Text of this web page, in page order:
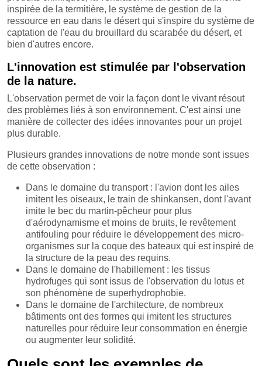
inspirée de la termitière, le système de gestion de la
ressource en eau dans le désert qui s'inspire du système de
captation de l'eau du brouillard du scarabée du désert, et
bien d'autres encore.
L'innovation est stimulée par l'observation
de la nature.
L'observation permet de voir la façon dont le vivant résout
des problèmes liés à son environnement. C'est ainsi une
manière de collecter des idées innovantes pour un projet
plus durable.
Plusieurs grandes innovations de notre monde sont issues
de cette observation :
Dans le domaine du transport : l'avion dont les ailes
imitent les oiseaux, le train de shinkansen, dont l'avant
imite le bec du martin-pêcheur pour plus
d'aérodynamisme et moins de bruits, le revêtement
antifouling pour réduire le développement des micro-
organismes sur la coque des bateaux qui est inspiré de
la structure de la peau des requins.
Dans le domaine de l'habillement : les tissus
hydrofuges qui sont issus de l'observation du lotus et
son phénomène de superhydrophobie.
Dans le domaine de l'architecture, de nombreux
bâtiments ont des formes qui imitent les structures
naturelles pour réduire leur consommation en énergie
ou augmenter leur solidité.